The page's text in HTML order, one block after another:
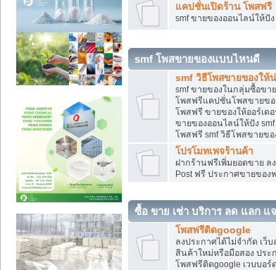
แคปชั่นเปิดร้าน โพสฟรี
smf ขายของออนไลน์ให้ปั
smf โพสขายของแบบไหนดี
smf วิธีโพสขายของให้
smf ขายของในกลุ่มซื้อขา
โพสฟรีแคปชั่นโพสขายขอ
โพสฟรี ขายของให้ออร์เด
ขายของออนไลน์ให้ปัง
โพสฟรี smf วิธีโพสขายข
โปรโมทเพจร้านค้า
ฝากร้านฟรีเพิ่มยอดขาย ล
Post ฟรี ประกาศขายขอ
ซื้อ ขาย เช่า บริการ ลด แลก แ
โพสฟรีติดgoogle
ลงประกาศได้ไม่จำกัด เ
สินค้าใหม่หรือมือสอง ประ
โพสฟรีติดgoogle เวบบอร์